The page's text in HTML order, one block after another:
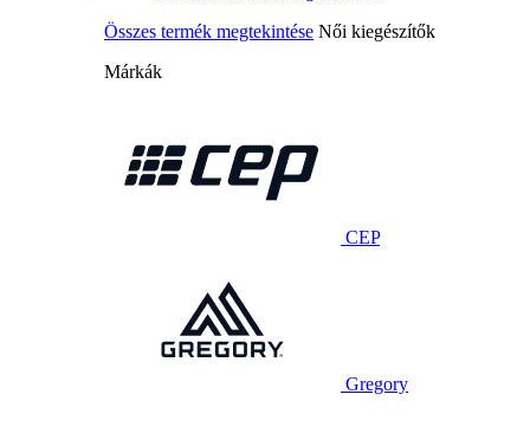
Összes termék megtekintése Női kiegészítők
Márkák
CEP
Gregory